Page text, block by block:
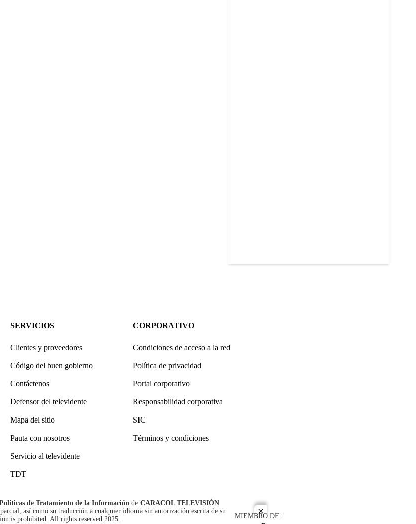
close
SERVICIOS
Clientes y proveedores
Código del buen gobierno
Contáctenos
Defensor del televidente
Mapa del sitio
Pauta con nosotros
Servicio al televidente
TDT
CORPORATIVO
Condiciones de acceso a la red
Política de privacidad
Portal corporativo
Responsabilidad corporativa
SIC
Términos y condiciones
de Tratamiento de la Información de CARACOL TELEVISIÓN
así como su traducción a cualquier idioma sin autorización escrita de su
is prohibited. All rights reserved 2025.
MIEMBRO DE: